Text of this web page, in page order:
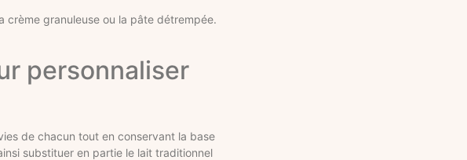
crème granuleuse ou la pâte détrempée.
personnaliser
de chacun tout en conservant la base
substituer en partie le lait traditionnel